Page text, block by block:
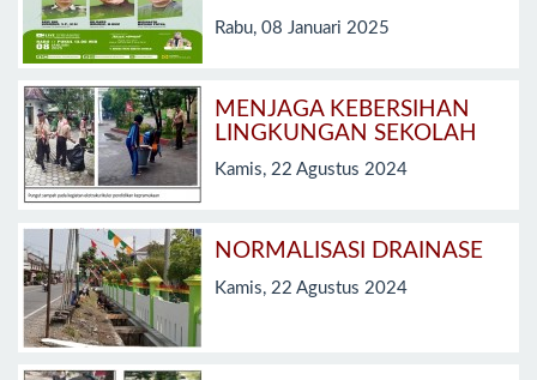
Rabu, 08 Januari 2025
MENJAGA KEBERSIHAN
LINGKUNGAN SEKOLAH
Kamis, 22 Agustus 2024
NORMALISASI DRAINASE
Kamis, 22 Agustus 2024